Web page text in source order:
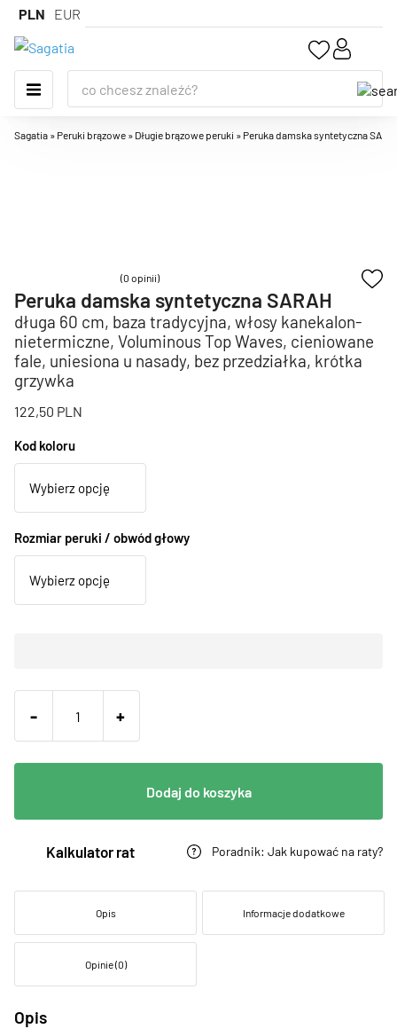
PLN EUR
Sagatia » Peruki brązowe » Długie brązowe peruki » Peruka damska syntetyczna
(0 opinii)
Peruka damska syntetyczna SARAH
długa 60 cm, baza tradycyjna, włosy kanekalon-
nietermiczne, Voluminous Top Waves, cieniowane
fale, uniesiona u nasady, bez przedziałka, krótka
grzywka
122,50 PLN
Kod koloru
Rozmiar peruki / obwód głowy
- +
Dodaj do koszyka
Kalkulator rat Poradnik: Jak kupować na raty?
Opis Informacje dodatkowe
Opinie (0)
Opis